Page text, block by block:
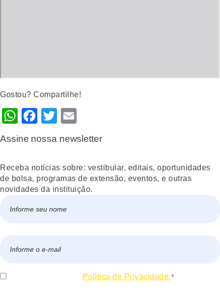
Gostou? Compartilhe!
WhatsApp
Facebook
Twitter
Assine nossa newsletter
Receba notícias sobre: vestibular, editais, oportunidades
de bolsa, programas de extensão, eventos, e outras
novidades da instituição.
mail
Consentir Política de Privacidade. *